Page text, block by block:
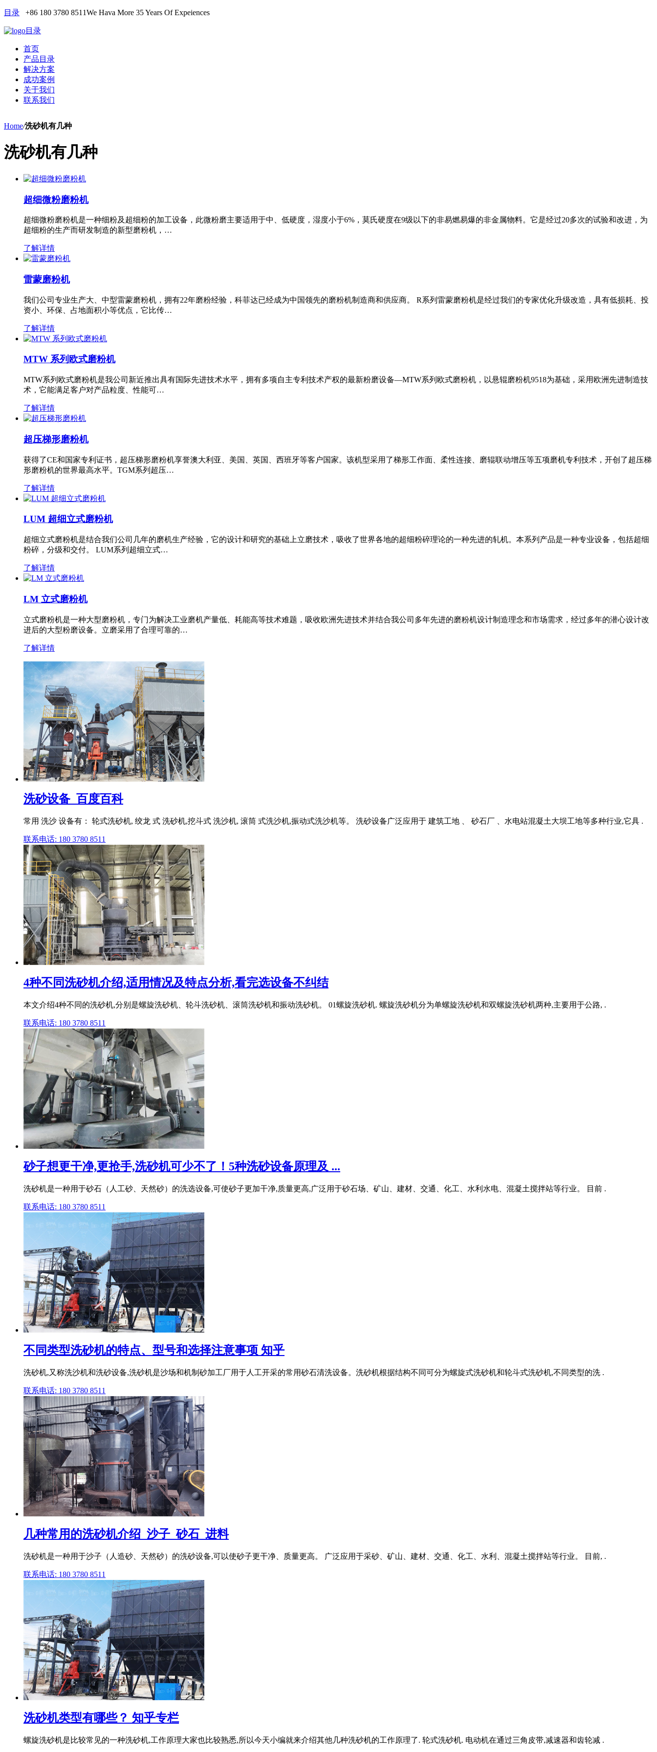
目录 +86 180 3780 8511We Hava More 35 Years Of Expeiences
目录
首页
产品目录
解决方案
成功案例
关于我们
联系我们
Home/洗砂机有几种
洗砂机有几种
超细微粉磨粉机
超细微粉磨粉机是一种细粉及超细粉的加工设备，此微粉磨主要适用于中、低硬度，湿度小于6%，莫氏硬度在9级以下的非易燃易爆的非金属物料。它是经过20多次的试验和改进，为
超细粉的生产而研发制造的新型磨粉机，…
了解详情
雷蒙磨粉机
我们公司专业生产大、中型雷蒙磨粉机，拥有22年磨粉经验，科菲达已经成为中国领先的磨粉机制造商和供应商。 R系列雷蒙磨粉机是经过我们的专家优化升级改造，具有低损耗、投
资小、环保、占地面积小等优点，它比传…
了解详情
MTW 系列欧式磨粉机
MTW系列欧式磨粉机是我公司新近推出具有国际先进技术水平，拥有多项自主专利技术产权的最新粉磨设备—MTW系列欧式磨粉机，以悬辊磨粉机9518为基础，采用欧洲先进制造技
术，它能满足客户对产品粒度、性能可…
了解详情
超压梯形磨粉机
获得了CE和国家专利证书，超压梯形磨粉机享誉澳大利亚、美国、英国、西班牙等客户国家。该机型采用了梯形工作面、柔性连接、磨辊联动增压等五项磨机专利技术，开创了超压梯
形磨粉机的世界最高水平。TGM系列超压…
了解详情
LUM 超细立式磨粉机
超细立式磨粉机是结合我们公司几年的磨机生产经验，它的设计和研究的基础上立磨技术，吸收了世界各地的超细粉碎理论的一种先进的轧机。本系列产品是一种专业设备，包括超细
粉碎，分级和交付。 LUM系列超细立式…
了解详情
LM 立式磨粉机
立式磨粉机是一种大型磨粉机，专门为解决工业磨机产量低、耗能高等技术难题，吸收欧洲先进技术并结合我公司多年先进的磨粉机设计制造理念和市场需求，经过多年的潜心设计改
进后的大型粉磨设备。立磨采用了合理可靠的…
了解详情
洗砂设备_百度百科
常用 洗沙 设备有： 轮式洗砂机, 绞龙 式 洗砂机,挖斗式 洗沙机, 滚筒 式洗沙机,振动式洗沙机等。 洗砂设备广泛应用于 建筑工地 、 砂石厂 、水电站混凝土大坝工地等多种行业,它具 .
联系电话: 180 3780 8511
4种不同洗砂机介绍,适用情况及特点分析,看完选设备不纠结
本文介绍4种不同的洗砂机,分别是螺旋洗砂机、轮斗洗砂机、滚筒洗砂机和振动洗砂机。 01螺旋洗砂机. 螺旋洗砂机分为单螺旋洗砂机和双螺旋洗砂机两种,主要用于公路, .
联系电话: 180 3780 8511
砂子想更干净,更抢手,洗砂机可少不了！5种洗砂设备原理及 ...
洗砂机是一种用于砂石（人工砂、天然砂）的洗选设备,可使砂子更加干净,质量更高,广泛用于砂石场、矿山、建材、交通、化工、水利水电、混凝土搅拌站等行业。 目前 .
联系电话: 180 3780 8511
不同类型洗砂机的特点、型号和选择注意事项 知乎
洗砂机,又称洗沙机和洗砂设备,洗砂机是沙场和机制砂加工厂用于人工开采的常用砂石清洗设备。洗砂机根据结构不同可分为螺旋式洗砂机和轮斗式洗砂机,不同类型的洗 .
联系电话: 180 3780 8511
几种常用的洗砂机介绍_沙子_砂石_进料
洗砂机是一种用于沙子（人造砂、天然砂）的洗砂设备,可以使砂子更干净、质量更高。 广泛应用于采砂、矿山、建材、交通、化工、水利、混凝土搅拌站等行业。 目前, .
联系电话: 180 3780 8511
洗砂机类型有哪些？ 知乎专栏
螺旋洗砂机是比较常见的一种洗砂机,工作原理大家也比较熟悉,所以今天小编就来介绍其他几种洗砂机的工作原理了. 轮式洗砂机. 电动机在通过三角皮带,减速器和齿轮减 .